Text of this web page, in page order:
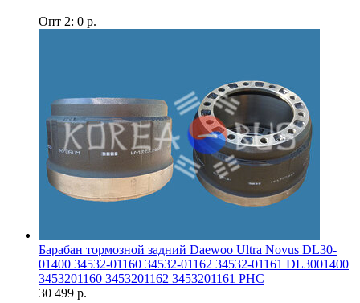
Опт 2: 0 р.
Барабан тормозной задний Daewoo Ultra Novus DL30-
01400 34532-01160 34532-01162 34532-01161 DL3001400
3453201160 3453201162 3453201161 PHC
30 499 р.